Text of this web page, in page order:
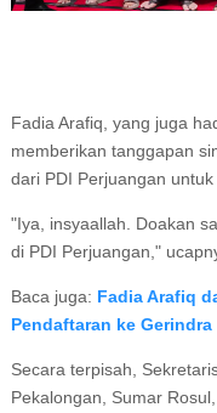
Fadia Arafiq, yang juga
memberikan tanggapan
dari PDI Perjuangan untuk
"Iya, insyaallah. Doakan
di PDI Perjuangan,"
Baca juga: Fadia Arafiq
Pendaftaran ke Gerindra
Secara terpisah,
Pekalongan, Sumar